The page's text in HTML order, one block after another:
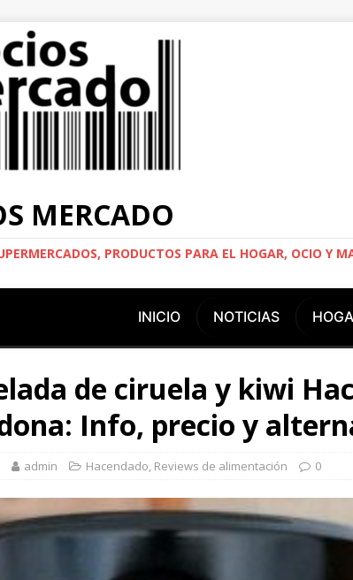
MERCADO
PRODUCTOS PARA EL HOGAR, OCIO Y
INICIO NOTICIAS
de ciruela y kiwi
Info, precio y
admin Hacendado, Reviews de alimentación 0